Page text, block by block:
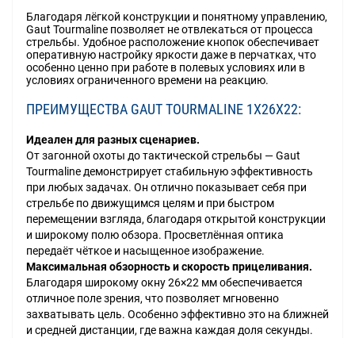
Благодаря лёгкой конструкции и понятному управлению,
Gaut Tourmaline позволяет не отвлекаться от процесса
стрельбы. Удобное расположение кнопок обеспечивает
оперативную настройку яркости даже в перчатках, что
особенно ценно при работе в полевых условиях или в
условиях ограниченного времени на реакцию.
ПРЕИМУЩЕСТВА GAUT TOURMALINE 1X26X22:
Идеален для разных сценариев.
От загонной охоты до тактической стрельбы — Gaut
Tourmaline демонстрирует стабильную эффективность
при любых задачах. Он отлично показывает себя при
стрельбе по движущимся целям и при быстром
перемещении взгляда, благодаря открытой конструкции
и широкому полю обзора. Просветлённая оптика
передаёт чёткое и насыщенное изображение.
Максимальная обзорность и скорость прицеливания.
Благодаря широкому окну 26×22 мм обеспечивается
отличное поле зрения, что позволяет мгновенно
захватывать цель. Особенно эффективно это на ближней
и средней дистанции, где важна каждая доля секунды.